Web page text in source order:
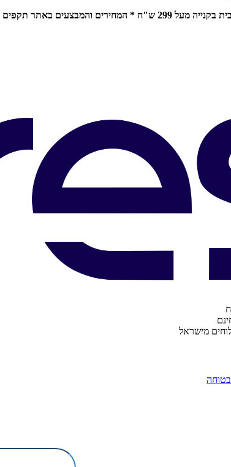
באתר תקפים להזמנות אונליין בלבד *
מישראל